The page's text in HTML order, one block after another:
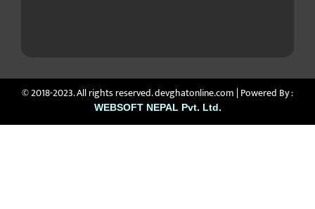
© 2018-2023. All rights reserved. devghatonline.com | Powered By :
WEBSOFT NEPAL Pvt. Ltd.